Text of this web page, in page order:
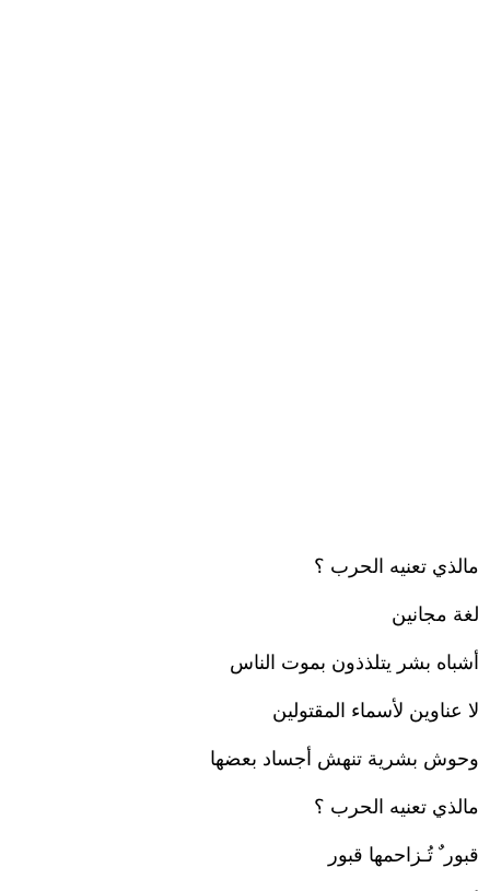
مالذي تعنيه الحرب ؟
لغة مجانين
أشباه بشر يتلذذون بموت الناس
لا عناوين لأسماء المقتولين
وحوش بشرية تنهش أجساد بعضها
مالذي تعنيه الحرب ؟
قبور ٌ تُـزاحمها قبور